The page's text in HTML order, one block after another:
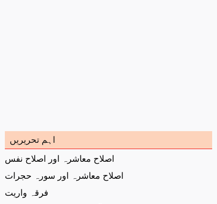
اہم تحریریں
اصلاح معاشرہ اور اصلاح نفس
اصلاح معاشرہ اور سورہ حجرات
فرقہ واریت